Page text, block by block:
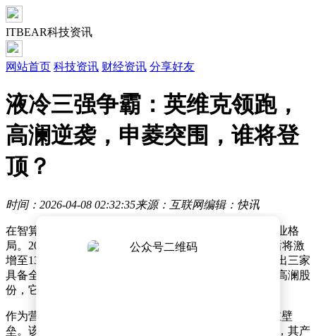
ITBEAR科技资讯
网站首页 科技资讯 财经资讯 分享好友
液冷三强争霸：英维克领跑，
高澜逆袭，申菱突围，谁将登
顶？
时间：2026-04-08 02:32:35来源：互联网编辑：快讯
在智算中心散热领域，液冷技术正以惊人的速度重塑行业格
局。2024年中国液冷市场规模突破184亿元，预计五年后将激
增至1300亿元，这片尚未形成垄断的蓝海市场，已涌现出三家
具备全产业链能力的领军企业——英维克、申菱环境与高澜股
份，它们正通过差异化竞争争夺行业制高点。
作为营收规模领跑者，英维克构建起"技术+市场"的双重壁
垒。该公司是业内少数实现液冷全链条自主研发的企业，其产